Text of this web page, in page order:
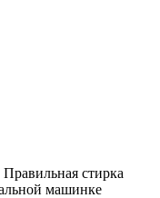
Правильная стирка
машинке